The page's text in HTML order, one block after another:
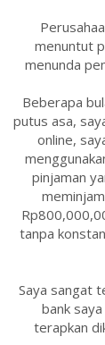
menuntut
menunda
Beberapa
putus asa,
online,
pinjaman
tanpa
Saya sangat
bank
terapkan